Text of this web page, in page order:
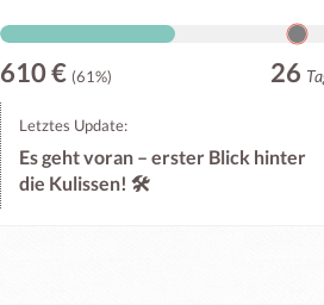
610 € (61%) 26
Letztes Update:
Es geht voran – erster Blick hinter
die Kulissen! 🛠️